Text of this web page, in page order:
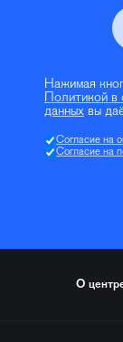
Нажимая
Политикой в
данных вы
Согласие на
Согласие на
О